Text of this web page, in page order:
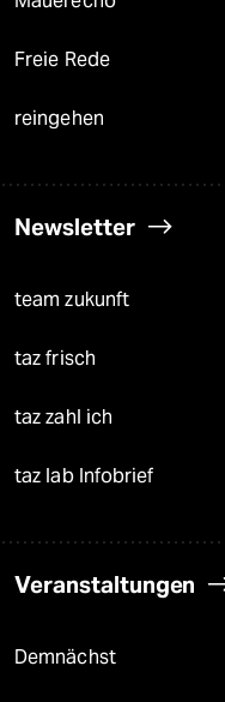
Freie Rede
reingehen
Newsletter
team zukunft
taz frisch
taz zahl ich
taz lab Infobrief
Veranstaltungen
Demnächst